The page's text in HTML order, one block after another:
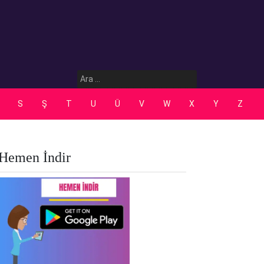
Arama:
S Ş T U Ü V W X Y Z
İndir